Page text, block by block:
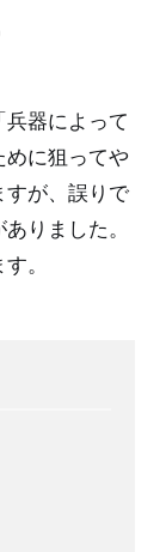
器によって
めに狙ってや
すが、誤りで
りました。
。